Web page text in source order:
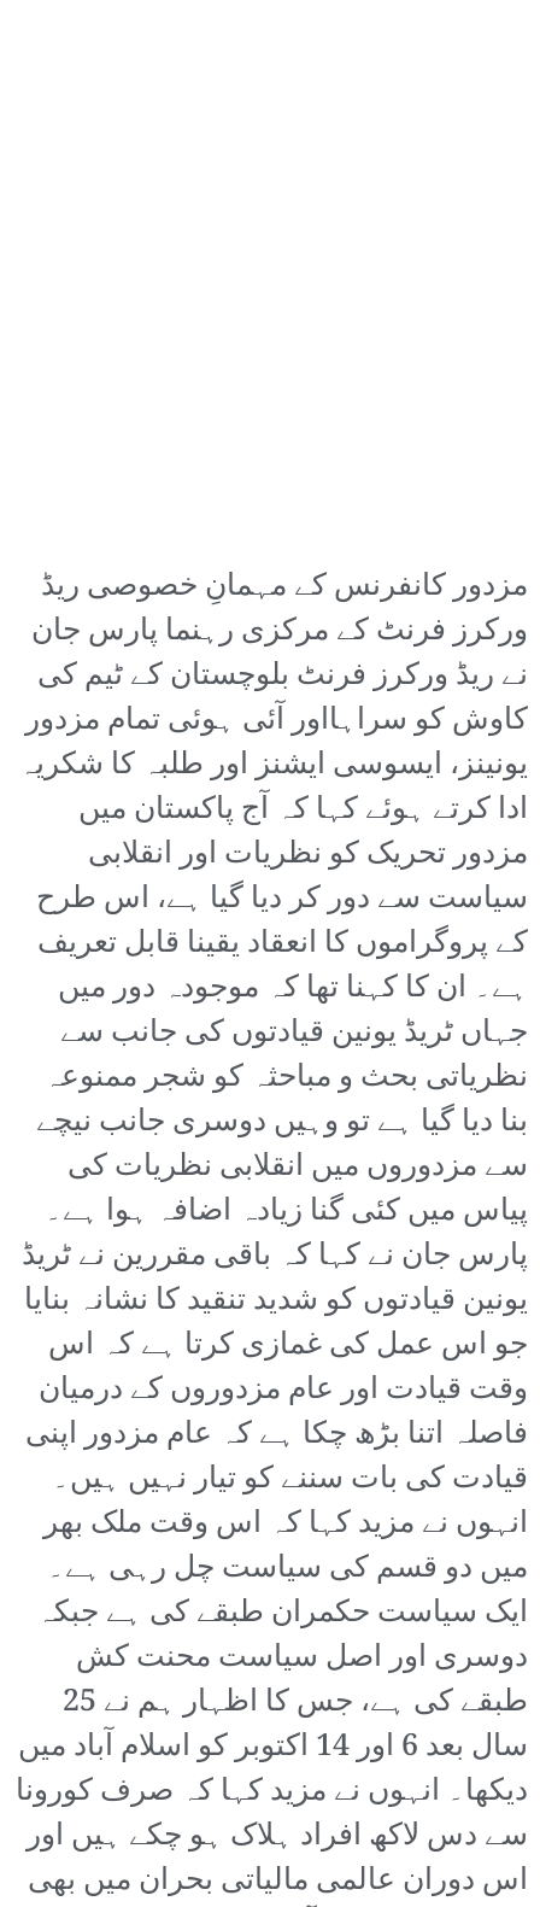
مزدور کانفرنس کے مہمانِ خصوصی ریڈ
ورکرز فرنٹ کے مرکزی رہنما پارس جان
نے ریڈ ورکرز فرنٹ بلوچستان کے ٹیم کی
کاوش کو سراہااور آئی ہوئی تمام مزدور
یونینز، ایسوسی ایشنز اور طلبہ کا شکریہ
ادا کرتے ہوئے کہا کہ آج پاکستان میں
مزدور تحریک کو نظریات اور انقلابی
سیاست سے دور کر دیا گیا ہے، اس طرح
کے پروگراموں کا انعقاد یقینا قابل تعریف
ہے۔ ان کا کہنا تھا کہ موجودہ دور میں
جہاں ٹریڈ یونین قیادتوں کی جانب سے
نظریاتی بحث و مباحثہ کو شجر ممنوعہ
بنا دیا گیا ہے تو وہیں دوسری جانب نیچے
سے مزدوروں میں انقلابی نظریات کی
پیاس میں کئی گنا زیادہ اضافہ ہوا ہے۔
پارس جان نے کہا کہ باقی مقررین نے ٹریڈ
یونین قیادتوں کو شدید تنقید کا نشانہ بنایا
جو اس عمل کی غمازی کرتا ہے کہ اس
وقت قیادت اور عام مزدوروں کے درمیان
فاصلہ اتنا بڑھ چکا ہے کہ عام مزدور اپنی
قیادت کی بات سننے کو تیار نہیں ہیں۔
انہوں نے مزید کہا کہ اس وقت ملک بھر
میں دو قسم کی سیاست چل رہی ہے۔
ایک سیاست حکمران طبقے کی ہے جبکہ
دوسری اور اصل سیاست محنت کش
طبقے کی ہے، جس کا اظہار ہم نے 25
سال بعد 6 اور 14 اکتوبر کو اسلام آباد میں
دیکھا۔ انہوں نے مزید کہا کہ صرف کورونا
سے دس لاکھ افراد ہلاک ہو چکے ہیں اور
اس دوران عالمی مالیاتی بحران میں بھی